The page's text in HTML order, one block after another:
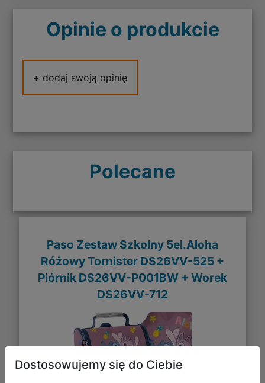
Opinie o produkcie
+ dodaj swoją opinię
Polecane
Paso Zestaw Szkolny 5el.Aloha
Różowy Tornister DS26VV-525 +
Piórnik DS26VV-P001BW + Worek
DS26VV-712
Dostosowujemy się do Ciebie